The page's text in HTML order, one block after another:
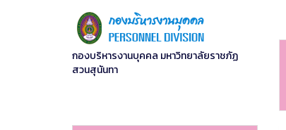
กองบริหารงานบุคคล มหาวิทยาลัยราชภัฏ
สวนสุนันทา